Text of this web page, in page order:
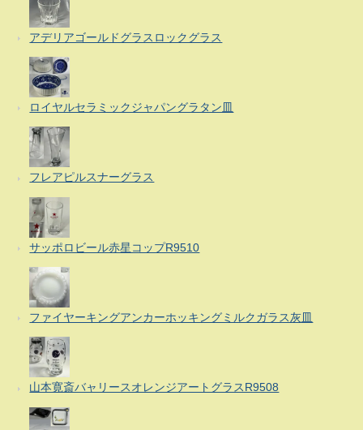
アデリアゴールドグラスロックグラス
ロイヤルセラミックジャパングラタン皿
フレアピルスナーグラス
サッポロビール赤星コップR9510
ファイヤーキングアンカーホッキングミルクガラス灰皿
山本寛斎バャリースオレンジアートグラスR9508